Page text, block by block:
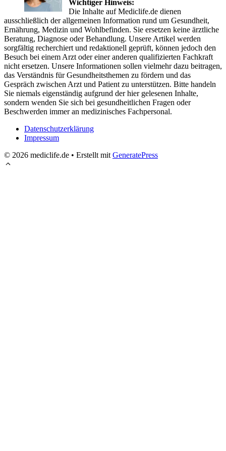
Wichtiger Hinweis:
Die Inhalte auf Mediclife.de dienen
ausschließlich der allgemeinen Information rund um Gesundheit,
Ernährung, Medizin und Wohlbefinden. Sie ersetzen keine ärztliche
Beratung, Diagnose oder Behandlung. Unsere Artikel werden
sorgfältig recherchiert und redaktionell geprüft, können jedoch den
Besuch bei einem Arzt oder einer anderen qualifizierten Fachkraft
nicht ersetzen. Unsere Informationen sollen vielmehr dazu beitragen,
das Verständnis für Gesundheitsthemen zu fördern und das
Gespräch zwischen Arzt und Patient zu unterstützen. Bitte handeln
Sie niemals eigenständig aufgrund der hier gelesenen Inhalte,
sondern wenden Sie sich bei gesundheitlichen Fragen oder
Beschwerden immer an medizinisches Fachpersonal.
Datenschutzerklärung
Impressum
© 2026 mediclife.de • Erstellt mit GeneratePress